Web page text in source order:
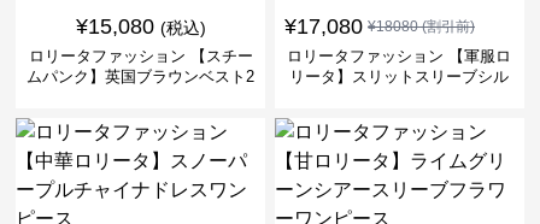
¥15,080 (税込)
ロリータファッション 【スチー
ムパンク】英国ブラウンベスト2
¥17,080 ¥18080(割引前)
ロリータファッション 【軍服ロ
リータ】スリットスリーブシル